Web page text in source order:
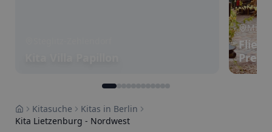
Mitte
HomeKitasuche
Kitas in Berlin
Kita Lietzenburg - Nordwest